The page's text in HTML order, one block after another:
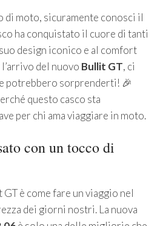
di moto, sicuramente conosci il
ha conquistato il cuore di tanti
design iconico e al comfort
del nuovo Bullit GT, ci
potrebbero sorprenderti! 🎉
questo casco sta
per chi ama viaggiare in moto.
con un tocco di
è come fare un viaggio nel
dei giorni nostri. La nuova